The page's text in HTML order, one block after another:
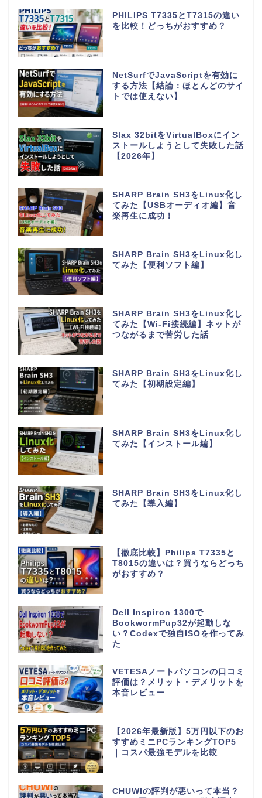
PHILIPS T7335とT7315の違い
を比較！どっちがおすすめ？
NetSurfでJavaScriptを有効に
する方法【結論：ほとんどのサイ
トでは使えない】
Slax 32bitをVirtualBoxにイン
ストールしようとして失敗した話
【2026年】
SHARP Brain SH3をLinux化し
てみた【USBオーディオ編】音
楽再生に成功！
SHARP Brain SH3をLinux化し
てみた【便利ソフト編】
SHARP Brain SH3をLinux化し
てみた【Wi-Fi接続編】ネットが
つながるまで苦労した話
SHARP Brain SH3をLinux化し
てみた【初期設定編】
SHARP Brain SH3をLinux化し
てみた【インストール編】
SHARP Brain SH3をLinux化し
てみた【導入編】
【徹底比較】Philips T7335と
T8015の違いは？買うならどっち
がおすすめ？
Dell Inspiron 1300で
BookwormPup32が起動しな
い？Codexで独自ISOを作ってみ
た
VETESAノートパソコンの口コミ
評価は？メリット・デメリットを
本音レビュー
【2026年最新版】5万円以下のお
すすめミニPCランキングTOP5
｜コスパ最強モデルを比較
CHUWIの評判が悪いって本当？